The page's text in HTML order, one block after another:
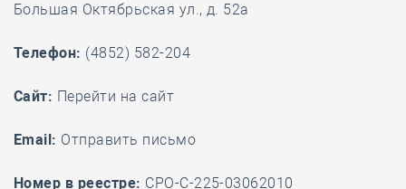
Большая Октябрьская ул., д. 52а
Телефон: (4852) 582-204
Cайт: Перейти на сайт
Email: Отправить письмо
Номер в реестре: СРО-С-225-03062010